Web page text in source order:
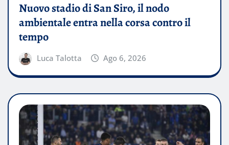
Nuovo stadio di San Siro, il nodo
ambientale entra nella corsa contro il
tempo
Luca Talotta Ago 6, 2026